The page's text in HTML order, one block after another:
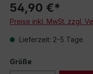
54,90 €*
Preise inkl. MwSt. zzgl.
Lieferzeit: 2-5 Tage
Größe